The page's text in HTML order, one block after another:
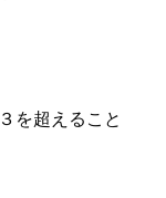
を超えること